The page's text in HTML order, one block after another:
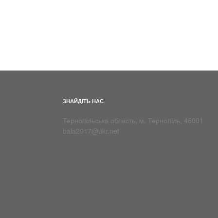
ЗНАЙДІТЬ НАС
Тернопільська область, м. Тернопіль, 46001
bala2017@ukr.net